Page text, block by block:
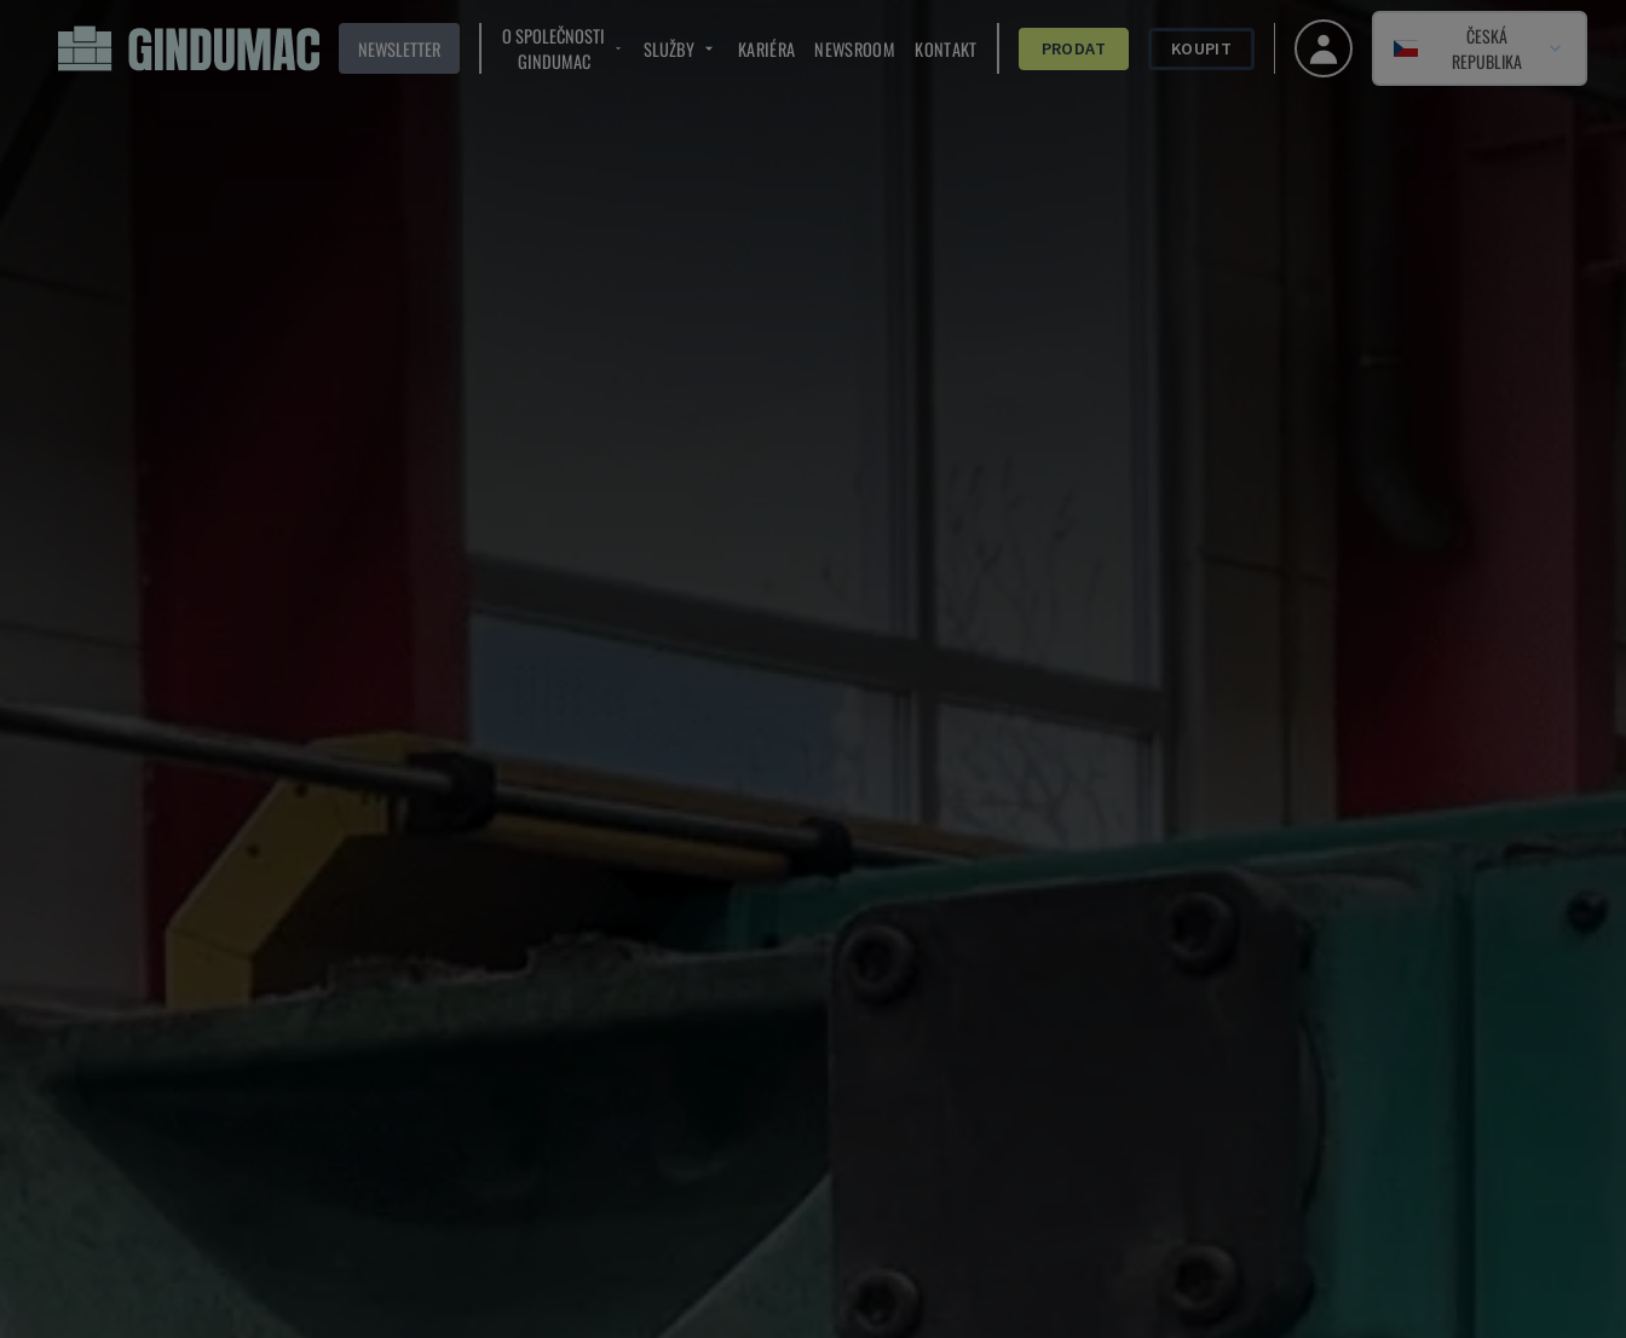
NEWSLETTER
O SPOLEČNOSTI
GINDUMAC
SLUŽBY KARIÉRA NEWSROOM KONTAKT PRODAT KOUPIT
ČESKÁ
REPUBLIKA